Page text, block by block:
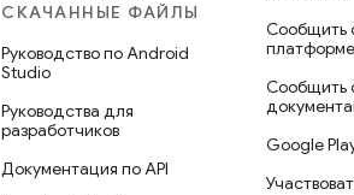
СКАЧАННЫЕ ФАЙЛЫ
Руководство по Android
Studio
Руководства для
разработчиков
Документация по API
Сообщить
платформе
Сообщить
Google